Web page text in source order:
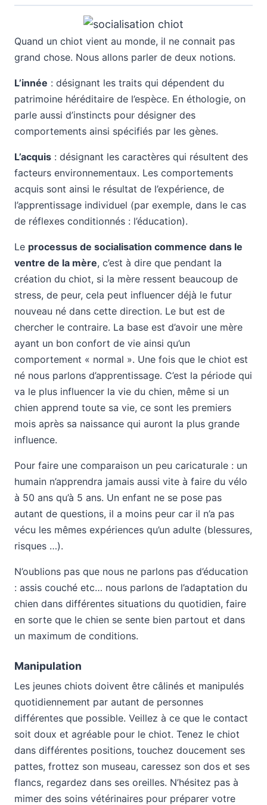
Quand un chiot vient au monde, il ne connait pas
grand chose. Nous allons parler de deux notions.
L’innée : désignant les traits qui dépendent du
patrimoine héréditaire de l’espèce. En éthologie, on
parle aussi d’instincts pour désigner des
comportements ainsi spécifiés par les gènes.
L’acquis : désignant les caractères qui résultent des
facteurs environnementaux. Les comportements
acquis sont ainsi le résultat de l’expérience, de
l’apprentissage individuel (par exemple, dans le cas
de réflexes conditionnés : l’éducation).
Le processus de socialisation commence dans le
ventre de la mère, c’est à dire que pendant la
création du chiot, si la mère ressent beaucoup de
stress, de peur, cela peut influencer déjà le futur
nouveau né dans cette direction. Le but est de
chercher le contraire. La base est d’avoir une mère
ayant un bon confort de vie ainsi qu’un
comportement « normal ». Une fois que le chiot est
né nous parlons d’apprentissage. C’est la période qui
va le plus influencer la vie du chien, même si un
chien apprend toute sa vie, ce sont les premiers
mois après sa naissance qui auront la plus grande
influence.
Pour faire une comparaison un peu caricaturale : un
humain n’apprendra jamais aussi vite à faire du vélo
à 50 ans qu’à 5 ans. Un enfant ne se pose pas
autant de questions, il a moins peur car il n’a pas
vécu les mêmes expériences qu’un adulte (blessures,
risques …).
N’oublions pas que nous ne parlons pas d’éducation
: assis couché etc… nous parlons de l’adaptation du
chien dans différentes situations du quotidien, faire
en sorte que le chien se sente bien partout et dans
un maximum de conditions.
Manipulation
Les jeunes chiots doivent être câlinés et manipulés
quotidiennement par autant de personnes
différentes que possible. Veillez à ce que le contact
soit doux et agréable pour le chiot. Tenez le chiot
dans différentes positions, touchez doucement ses
pattes, frottez son museau, caressez son dos et ses
flancs, regardez dans ses oreilles. N’hésitez pas à
mimer des soins vétérinaires pour préparer votre